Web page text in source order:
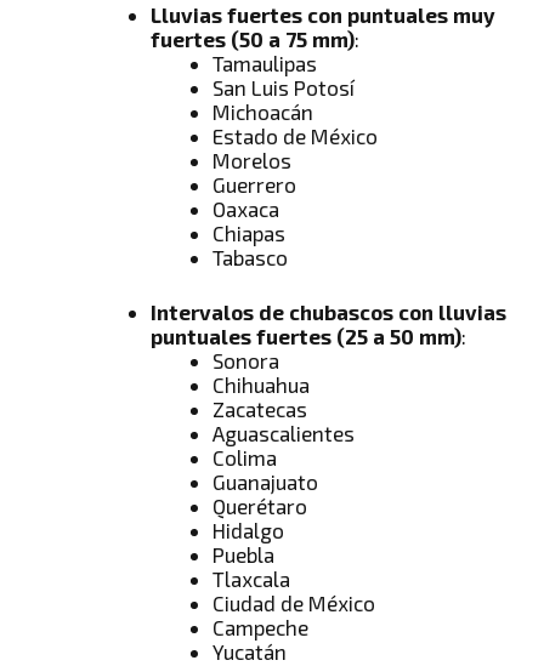
Lluvias fuertes con puntuales muy
fuertes (50 a 75 mm):
Tamaulipas
San Luis Potosí
Michoacán
Estado de México
Morelos
Guerrero
Oaxaca
Chiapas
Tabasco
Intervalos de chubascos con lluvias
puntuales fuertes (25 a 50 mm):
Sonora
Chihuahua
Zacatecas
Aguascalientes
Colima
Guanajuato
Querétaro
Hidalgo
Puebla
Tlaxcala
Ciudad de México
Campeche
Yucatán